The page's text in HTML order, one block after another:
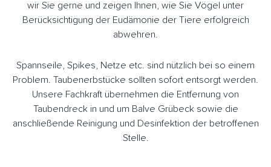
wir Sie gerne und zeigen Ihnen, wie Sie Vögel unter
Berücksichtigung der Eudämonie der Tiere erfolgreich
abwehren.
Spannseile, Spikes, Netze etc. sind nützlich bei so einem
Problem. Taubenerbstücke sollten sofort entsorgt werden.
Unsere Fachkraft übernehmen die Entfernung von
Taubendreck in und um Balve Grübeck sowie die
anschließende Reinigung und Desinfektion der betroffenen
Stelle.